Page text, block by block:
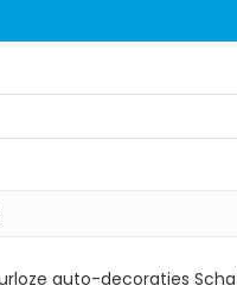
auto-decoraties